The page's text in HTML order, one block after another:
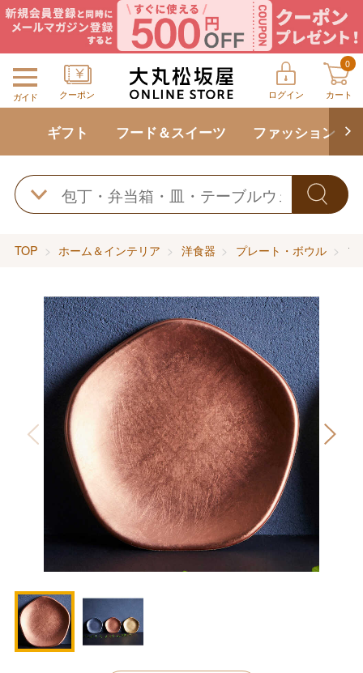
ガイド クーポン ログイン
0
カート
ギフト フード＆スイーツ ファッション
TOP ホーム＆インテリア 洋食器 プレート・ボウル フ